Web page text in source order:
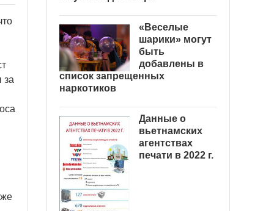
за
«Веселые
шарики» могут
быть
добавлены в
список запрещенных
наркотиков
Данные о
вьетнамских
агентствах
печати в 2022 г.